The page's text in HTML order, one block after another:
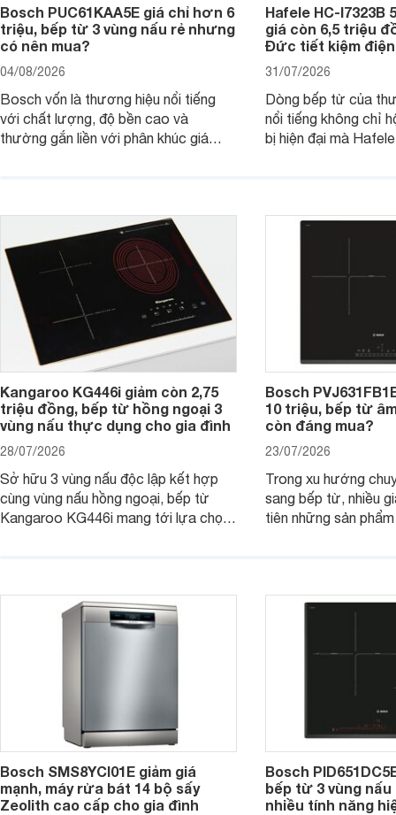
Bosch PUC61KAA5E giá chỉ hơn 6
triệu, bếp từ 3 vùng nấu rẻ nhưng
có nên mua?
04/08/2026
Bosch vốn là thương hiệu nổi tiếng
với chất lượng, độ bền cao và
thường gắn liền với phân khúc giá
đơn vị phân phối với mức giá khá dễ
tiếp cận, thu hút sự quan tâm của
nhiều người tiêu dùng.
Hafele HC-I7323B
giá còn 6,5 triệu
Đức tiết kiệm
31/07/2026
Dòng bếp từ của
nổi tiếng không chỉ
bị hiện đại mà
gia đình.
Kangaroo KG446i giảm còn 2,75
triệu đồng, bếp từ hồng ngoại 3
vùng nấu thực dụng cho gia đình
28/07/2026
Sở hữu 3 vùng nấu độc lập kết hợp
cùng vùng nấu hồng ngoại, bếp từ
Kangaroo KG446i mang tới lựa chọn
nhiều cửa hàng, đại lý.
Bosch
10 triệu, bếp từ
còn đáng mua?
23/07/2026
Trong xu hướng
sang bếp từ, nhiều
tiên những sản
mẫu bếp đáp ứng
Bosch SMS8YCI01E giảm giá
mạnh, máy rửa bát 14 bộ sấy
Zeolith cao cấp cho gia đình
Bosch
bếp từ 3 vùng
nhiều tính năng